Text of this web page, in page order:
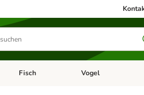
Hundefutter & Zubehör
Kategorie-Menü öffnen: Kleintier
Fisch Kategorie-Menü
Vogel